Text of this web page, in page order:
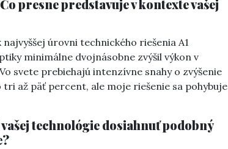
presne predstavuje v kontexte vašej
úrovni technického riešenia A1
minimálne dvojnásobne zvýšil výkon v
svete prebiehajú intenzívne snahy o zvýšenie
až päť percent, ale moje riešenie sa pohybuje
technológie dosiahnuť podobný